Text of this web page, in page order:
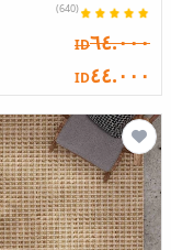
(640)
ID٦٤.٠٠٠
ID٤٤.٠٠٠